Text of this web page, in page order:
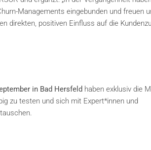
Managements eingebunden und freuen
direkten, positiven Einfluss auf die
in Bad Hersfeld haben exklusiv die
zu testen und sich mit Expert*innen und